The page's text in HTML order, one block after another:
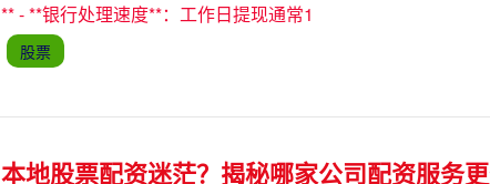
** - **银行处理速度**：工作日提现通常1
股票
本地股票配资迷茫？揭秘哪家公司配资服务